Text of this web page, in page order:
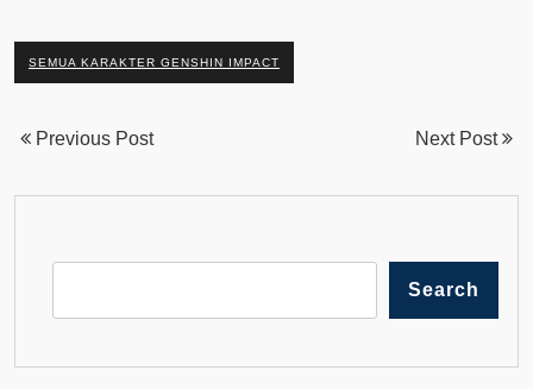
SEMUA KARAKTER GENSHIN IMPACT
Previous Post Next Post
Search